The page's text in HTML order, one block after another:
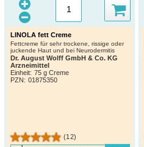
LINOLA fett Creme
Fettcreme für sehr trockene, rissige oder
juckende Haut und bei Neurodermitis
Dr. August Wolff GmbH & Co. KG
Arzneimittel
Einheit: 75 g Creme
PZN: 01875350
(12)